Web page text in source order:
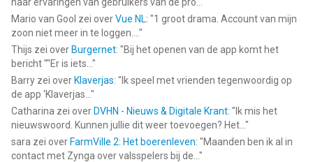
Mario van Gool zei overVue NL: "1 groot drama. Account van mijn
zoon niet meer in te loggen.... "
Thijs zei over Burgernet: "Bij het openen van de app komt het
bericht ""Er is iets... "
Barry zei over Klaverjas: " Ik speel met vrienden tegenwoordig op
de app ‘Klaverjas... "
Catharina zei over DVHN - Nieuws & Digitale Krant: " Ik mis het
nieuwswoord. Kunnen jullie dit weer toevoegen? Het... "
sara zei over FarmVille 2: Het boerenleven: "Maanden ben ik al in
contact met Zynga over valsspelers bij de... "